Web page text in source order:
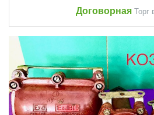
Договорная Торг